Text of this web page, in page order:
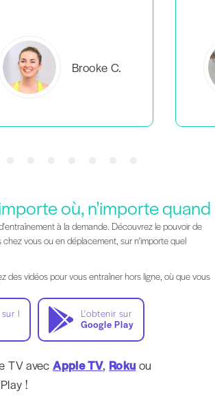
Everlea B.
où, n'importe quand
à la demande. Découvrez le pouvoir de
vous ou en déplacement, sur n'importe quel
des vidéos pour vous entraîner hors ligne, où que vous
l
L'obtenir sur
Google Play
TV avecApple TV, Roku ou
!